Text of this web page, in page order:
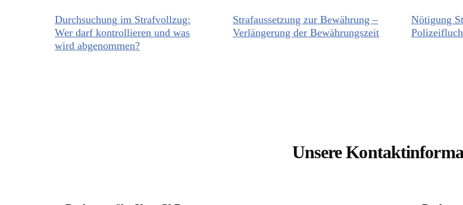
Durchsuchung im Strafvollzug:
Wer darf kontrollieren und was
wird abgenommen?
Strafaussetzung zur Bewährung –
Verlängerung der Bewährungszeit
Nötigung
Unsere